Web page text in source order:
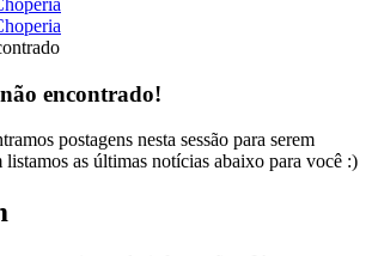
encontrado!
postagens nesta sessão para serem
as últimas notícias abaixo para você :)